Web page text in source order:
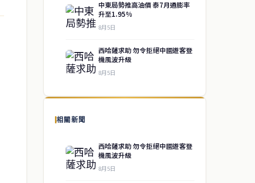
中東局勢推高油價 泰7月通膨率
升至1.95%
8月5日
西哈薩求助 勿令拒絕中國遊客登
機風波升級
8月5日
相關新聞
西哈薩求助 勿令拒絕中國遊客登
機風波升級
8月5日